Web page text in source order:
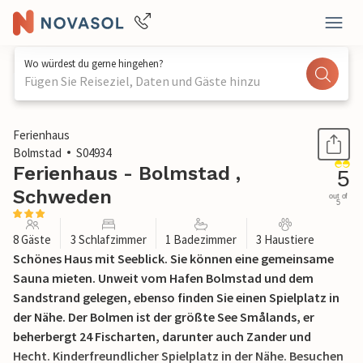
Wo würdest du gerne hingehen?
Fügen Sie Reiseziel, Daten und Gäste hinzu
1 / 14
Ferienhaus
Bolmstad
S04934
Ferienhaus - Bolmstad ,
Schweden
5
out of
5
8 Gäste 3 Schlafzimmer 1 Badezimmer 3 Haustiere
Schönes Haus mit Seeblick. Sie können eine gemeinsame
Sauna mieten. Unweit vom Hafen Bolmstad und dem
Sandstrand gelegen, ebenso finden Sie einen Spielplatz in
der Nähe. Der Bolmen ist der größte See Smålands, er
beherbergt 24 Fischarten, darunter auch Zander und
Hecht. Kinderfreundlicher Spielplatz in der Nähe. Besuchen